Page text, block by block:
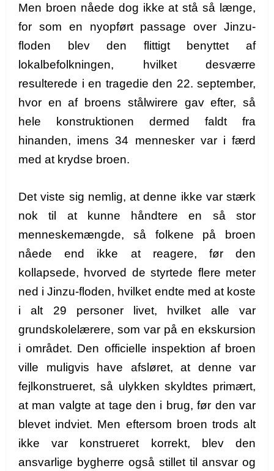
Men broen nåede dog ikke at stå så længe,
for som en nyopført passage over Jinzu-
floden blev den flittigt benyttet af
lokalbefolkningen, hvilket desværre
resulterede i en tragedie den 22. september,
hvor en af broens stålwirere gav efter, så
hele konstruktionen dermed faldt fra
hinanden, imens 34 mennesker var i færd
med at krydse broen.
Det viste sig nemlig, at denne ikke var stærk
nok til at kunne håndtere en så stor
menneskemængde, så folkene på broen
nåede end ikke at reagere, før den
kollapsede, hvorved de styrtede flere meter
ned i Jinzu-floden, hvilket endte med at koste
i alt 29 personer livet, hvilket alle var
grundskolelærere, som var på en ekskursion
i området. Den officielle inspektion af broen
ville muligvis have afsløret, at denne var
fejlkonstrueret, så ulykken skyldtes primært,
at man valgte at tage den i brug, før den var
blevet indviet. Men eftersom broen trods alt
ikke var konstrueret korrekt, blev den
ansvarlige bygherre også stillet til ansvar og